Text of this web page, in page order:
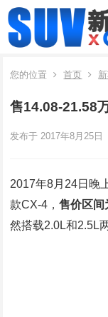
您的位置 首页
售14.08-21.58
发布于 2017年8月25日
2017年8月24日晚
款CX-4，售价区间
然搭载2.0L和2.5L